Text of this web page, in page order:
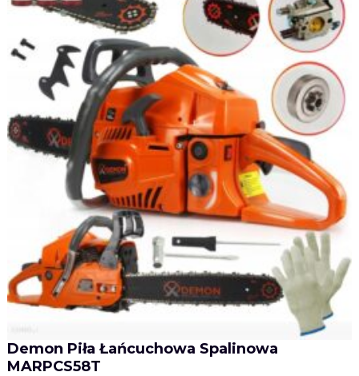
Demon Piła Łańcuchowa Spalinowa
MARPCS58T